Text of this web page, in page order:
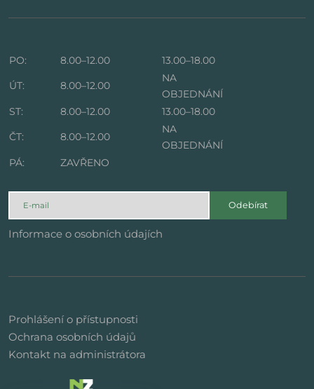
PO: 8.00–12.00
13.00–18.00
ÚT:
8.00–12.00
NA
OBJEDNÁNÍ
ST:
8.00–12.00
13.00–18.00
ČT:
8.00–12.00
NA
OBJEDNÁNÍ
PÁ:
ZAVŘENO
Odebírat
Informace o osobních údajích
Prohlášení o přístupnosti
Ochrana osobních údajů
Kontakt na administrátora